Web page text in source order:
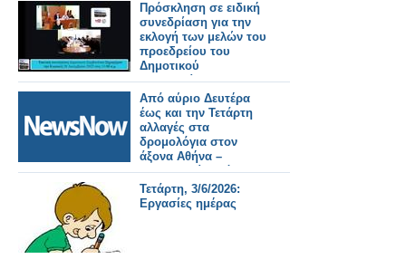
Πρόσκληση σε ειδική
συνεδρίαση για την
εκλογή των μελών του
προεδρείου του
Δημοτικού
Συμβουλίου και της
Δημοτικής Επιτροπής
την Τετάρτη 1 Ιουλίου.
Από αύριο Δευτέρα
έως και την Τετάρτη
αλλαγές στα
δρομολόγια στον
άξονα Αθήνα –
Θεσσαλονίκη λόγω
έργων του ΟΣΕ.
Τετάρτη, 3/6/2026:
Εργασίες ημέρας